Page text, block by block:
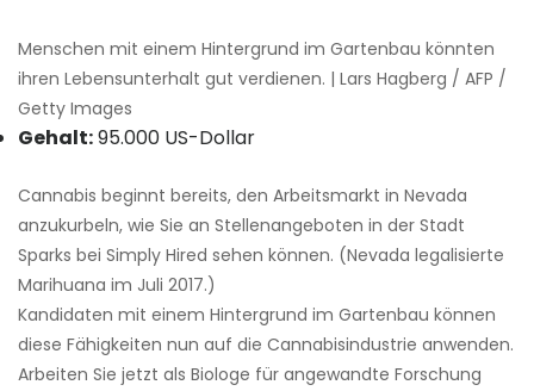
Menschen mit einem Hintergrund im Gartenbau könnten
ihren Lebensunterhalt gut verdienen. | Lars Hagberg / AFP /
Getty Images
Gehalt:95.000 US-Dollar
Cannabis beginnt bereits, den Arbeitsmarkt in Nevada
anzukurbeln, wie Sie an Stellenangeboten in der Stadt
Sparks bei Simply Hired sehen können. (Nevada legalisierte
Marihuana im Juli 2017.)
Kandidaten mit einem Hintergrund im Gartenbau können
diese Fähigkeiten nun auf die Cannabisindustrie anwenden.
Arbeiten Sie jetzt als Biologe für angewandte Forschung